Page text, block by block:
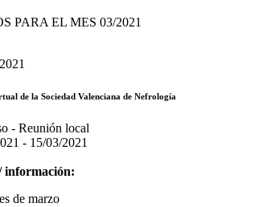
PARA EL MES 03/2021
de la Sociedad Valenciana de Nefrología
- Reunión local
- 15/03/2021
información:
de marzo